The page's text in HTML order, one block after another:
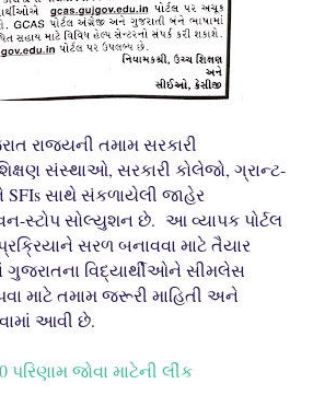
રાજ્યની તમામ સરકારી
સંસ્થાઓ, સરકારી કોલેજો, ગ્રાન્ટ-
સાથે સંકળાયેલી જાહેર
સ્ટોપ સોલ્યુશન છે. આ વ્યાપક પોર્ટલ
સરળ બનાવવા માટે તૈયાર
વિદ્યાર્થીઓને સીમલેસ
માટે તમામ જરૂરી માહિતી અને
આવી છે.
પરિણામ જોવા માટેની લીંક